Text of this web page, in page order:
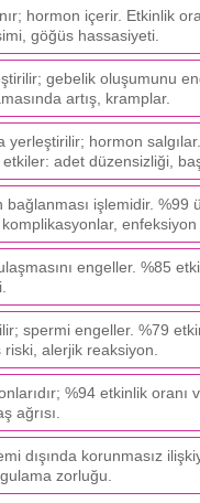
hormon içerir. Etkinlik
göğüs hassasiyeti.
gebelik oluşumunu
artış, kramplar.
yerleştirilir; hormon
adet düzensizliği, baş
bağlanması işlemidir.
enfeksiyon
engeller. %85
spermi engeller. %79
alerjik reaksiyon.
%94 etkinlik oranı
ağrısı.
dışında korunmasız
zorluğu.